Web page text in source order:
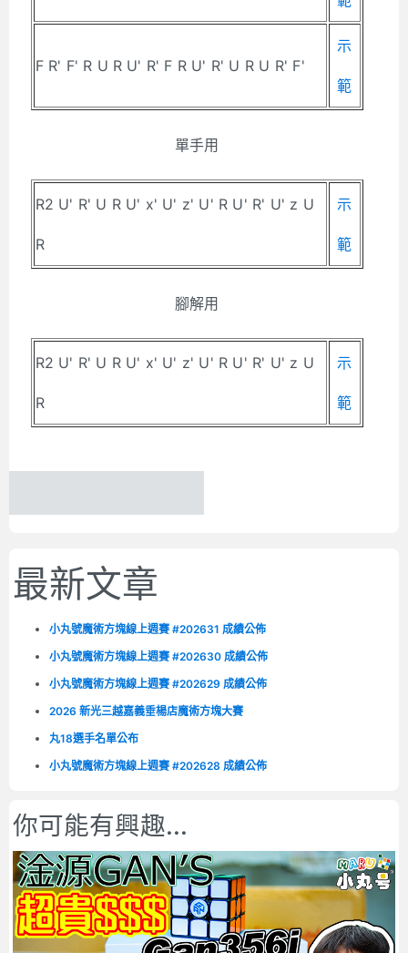
F R' F' R U R U' R' F R U' R' U R U R' F'
示
範
單手用
R2 U' R' U R U' x' U' z' U' R U' R' U' z U
R
示
範
腳解用
R2 U' R' U R U' x' U' z' U' R U' R' U' z U
R
示
範
最新文章
小丸號魔術方塊線上週賽 #202631 成績公佈
小丸號魔術方塊線上週賽 #202630 成績公佈
小丸號魔術方塊線上週賽 #202629 成績公佈
2026 新光三越嘉義垂楊店魔術方塊大賽
丸18選手名單公布
小丸號魔術方塊線上週賽 #202628 成績公佈
你可能有興趣...